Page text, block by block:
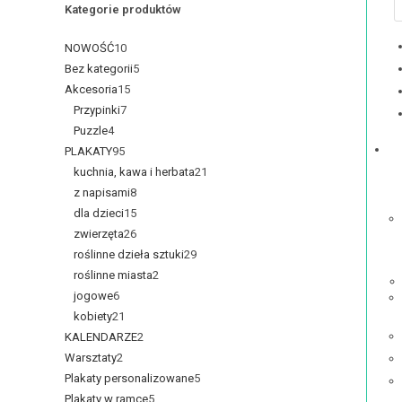
Kategorie produktów
NOWOŚĆ10
Bez kategorii5
Akcesoria15
Przypinki7
Puzzle4
PLAKATY95
kuchnia, kawa i herbata21
z napisami8
dla dzieci15
zwierzęta26
roślinne dzieła sztuki29
roślinne miasta2
jogowe6
kobiety21
KALENDARZE2
Warsztaty2
Plakaty personalizowane5
Plakaty w ramce5